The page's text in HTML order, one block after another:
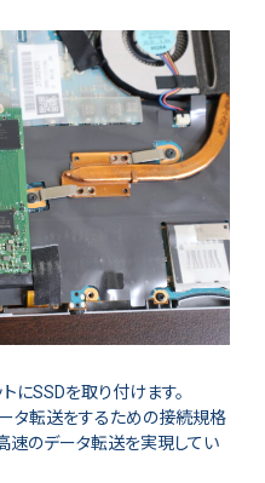
にSSDを取り付けます。
タ転送をするための接続規格
速のデータ転送を実現してい